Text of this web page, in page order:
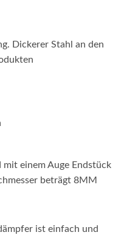
Dickerer Stahl an den
einem Auge Endstück
beträgt 8MM
ist einfach und